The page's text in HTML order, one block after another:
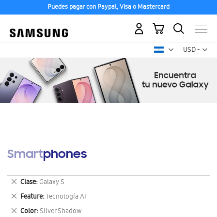
Puedes pagar con Paypal, Visa o Mastercard
USD -
dólar
Mi carrito
Smartphones
Clase Galaxy S
Eliminar
este
artículo
Feature Tecnología AI
Eliminar
este
Color Silver Shadow
Eliminar